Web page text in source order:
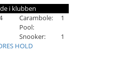
i klubben
Carambole:
1
Pool:
Snooker:
1
HOLD